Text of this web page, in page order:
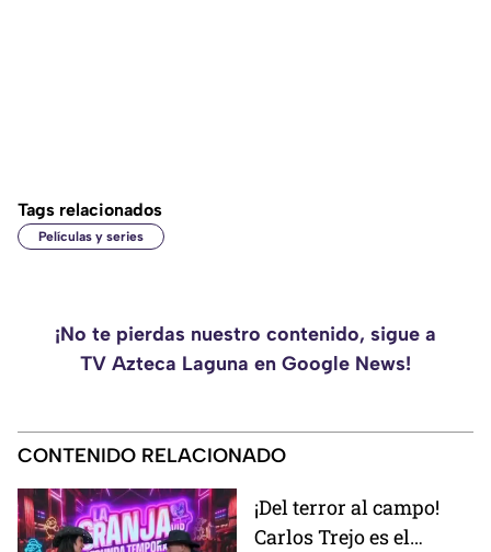
Tags relacionados
Películas y series
¡No te pierdas nuestro contenido, sigue a
TV Azteca Laguna en Google News!
CONTENIDO RELACIONADO
¡Del terror al campo!
Carlos Trejo es el